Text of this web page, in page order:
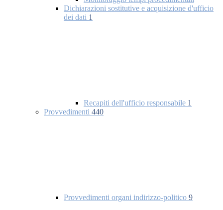
Dichiarazioni sostitutive e acquisizione d'ufficio
dei dati 1
Recapiti dell'ufficio responsabile 1
Provvedimenti 440
Provvedimenti organi indirizzo-politico 9